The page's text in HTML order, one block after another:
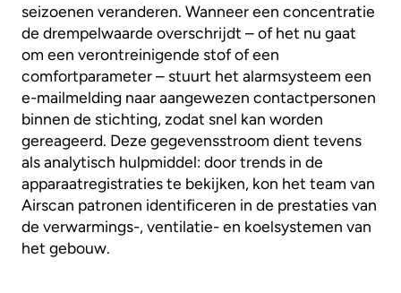
seizoenen veranderen. Wanneer een concentratie
de drempelwaarde overschrijdt – of het nu gaat
om een verontreinigende stof of een
comfortparameter – stuurt het alarmsysteem een
e-mailmelding naar aangewezen contactpersonen
binnen de stichting, zodat snel kan worden
gereageerd. Deze gegevensstroom dient tevens
als analytisch hulpmiddel: door trends in de
apparaatregistraties te bekijken, kon het team van
Airscan patronen identificeren in de prestaties van
de verwarmings-, ventilatie- en koelsystemen van
het gebouw.